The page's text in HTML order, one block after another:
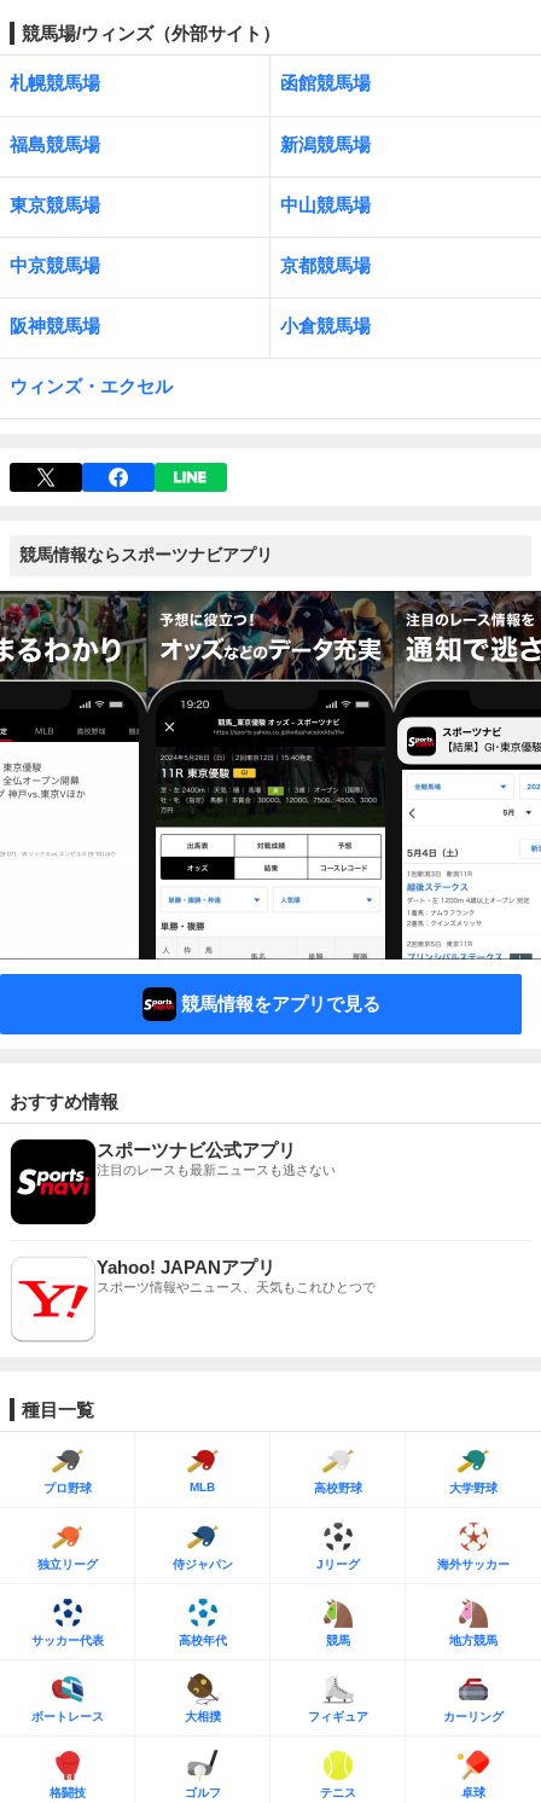
競馬場/ウィンズ（外部サイト）
札幌競馬場 函館競馬場
福島競馬場 新潟競馬場
東京競馬場 中山競馬場
中京競馬場 京都競馬場
阪神競馬場 小倉競馬場
ウィンズ・エクセル
競馬情報ならスポーツナビアプリ
競馬情報をアプリで見る
おすすめ情報
スポーツナビ公式アプリ
注目のレースも最新ニュースも逃さない
Yahoo! JAPANアプリ
スポーツ情報やニュース、天気もこれひとつで
種目一覧
プロ野球 MLB 高校野球 大学野球
独立リーグ 侍ジャパン Jリーグ 海外サッカー
サッカー代表 高校年代 競馬 地方競馬
ボートレース 大相撲 フィギュア カーリング
格闘技 ゴルフ テニス 卓球